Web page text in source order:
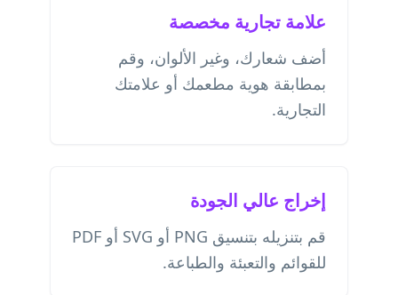
علامة تجارية مخصصة
أضف شعارك، وغير الألوان، وقم
بمطابقة هوية مطعمك أو علامتك
التجارية.
إخراج عالي الجودة
قم بتنزيله بتنسيق PNG أو SVG أو PDF
للقوائم والتعبئة والطباعة.